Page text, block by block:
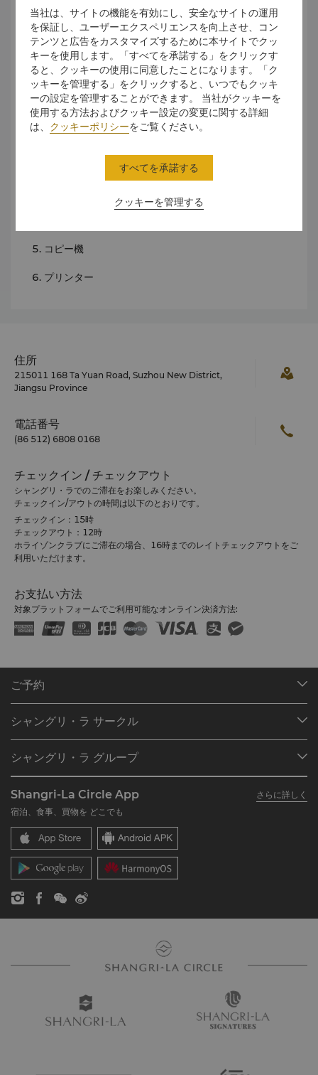
ファックスサービス
レーザープリントサービス
コピーサービス
スキャンサービス
設備
オーディオビジュアル機器
ブロードバンド接続可能なPC
コピー機
プリンター
住所
215011 168 Ta Yuan Road, Suzhou New District,
Jiangsu Province
電話番号
(86 512) 6808 0168
チェックイン / チェックアウト
シャングリ・ラでのご滞在をお楽しみください。
チェックイン/アウトの時間は以下のとおりです。
チェックイン：15時
チェックアウト：12時
ホライゾンクラブにご滞在の場合、16時までのレイトチェックアウトをご
利用いただけます。
お支払い方法
対象プラットフォームでご利用可能なオンライン決済方法:
ご予約
ご予約の検索
レストラン＆バー
シャングリ・ラ サークル
シャングリ・ラ サークルに入会
よくあるお問合せや質問
SLCに関するお問い合わせ
シャングリ・ラ グループ
シャングリ・ラ ブランド
シャングリ・ラ センター
レジデンス
お問い合わせ
採用情報
企業の社会的責任
ニュース
Shangri-La Circle App
さらに詳しく
宿泊、食事、買物を どこでも
当社は、サイトの機能を有効にし、安全なサイトの運用
を保証し、ユーザーエクスペリエンスを向上させ、コン
テンツと広告をカスタマイズするために本サイトでクッ
キーを使用します。「すべてを承諾する」をクリックす
ると、クッキーの使用に同意したことになります。「ク
ッキーを管理する」をクリックすると、いつでもクッキ
ーの設定を管理することができます。 当社がクッキーを
使用する方法およびクッキー設定の変更に関する詳細
は、 クッキーポリシーをご覧ください。
クッキーを管理する
すべてを承諾する